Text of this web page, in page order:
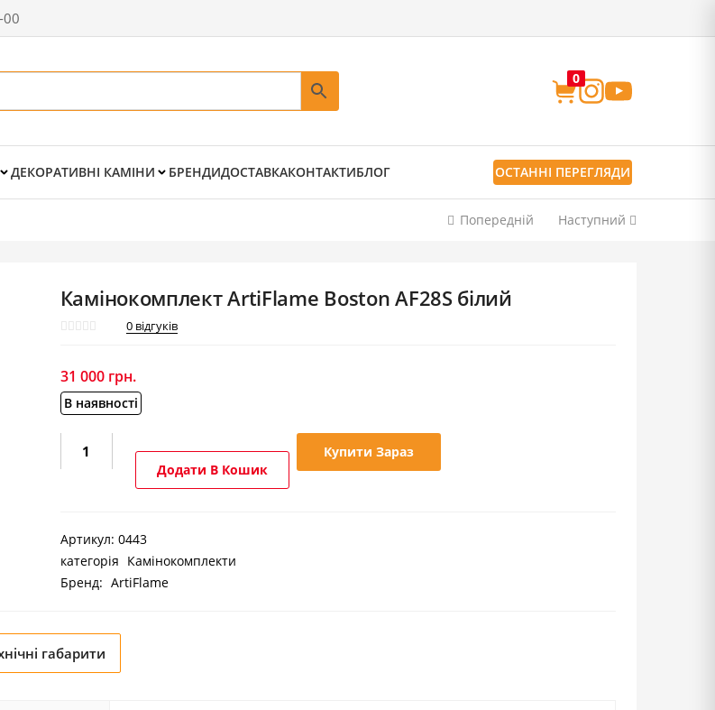
00
0
ДЕКОРАТИВНІ КАМІНИ БРЕНДИДОСТАВКАКОНТАКТИБЛОГ ОСТАННІ ПЕРЕГЛЯДИ
Попередній Наступний
Камінокомплект ArtiFlame Boston AF28S білий
0відгуків
31 000 грн.
В наявності
Камінокомплект
ArtiFlame
кількість
Додати В Кошик
Купити Зараз
Артикул: 0443
категорія Камінокомплекти
Бренд: ArtiFlame
габарити